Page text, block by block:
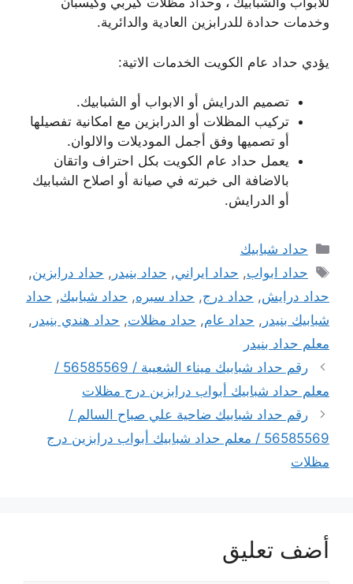
وخدمات حدادة للدرابزين العادية والدائرية.
يؤدي حداد عام الكويت الخدمات الاتية:
تصميم الدرايش أو الابواب أو الشبابيك.
تركيب المظلات أو الدرابزين مع امكانية تفصيلها
أو تصميها وفق أجمل الموديلات والالوان.
يعمل حداد عام الكويت بكل احتراف واتقان
بالاضافة الى خبرته في صيانة أو اصلاح الشبابيك
أو الدرايش.
التصنيفات
حداد شبابيك
الوسوم
حداد ابواب, حداد ايراني, حداد بنيدر , حداد درابزين,
حداد درايش, حداد درج, حداد سبره, حداد شبابيك, حداد
شبابيك بنيدر , حداد عام, حداد مظلات, حداد هندي بنيدر ,
معلم حداد بنيدر
رقم حداد شبابيك ميناء الشعيبة / 56585569 /
معلم حداد شبابيك أبواب درابزين درج مظلات
رقم حداد شبابيك ضاحية علي صباح السالم /
56585569 / معلم حداد شبابيك أبواب درابزين درج
مظلات
أضف تعليق